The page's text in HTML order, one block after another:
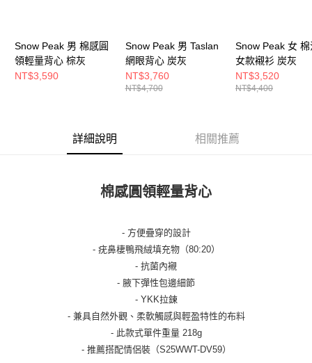
Snow Peak 男 棉感圓
領輕量背心 棕灰
NT$3,590
Snow Peak 男 Taslan
網眼背心 炭灰
NT$3,760
NT$4,700
Snow Peak 女 棉
女款襯衫 炭灰
NT$3,520
NT$4,400
詳細說明 相關推薦
棉感圓領輕量背心
- 方便疊穿的設計
- 疣鼻棲鴨飛絨填充物（80:20）
- 抗菌內襯
- 腋下彈性包邊細節
- YKK拉鍊
- 兼具自然外觀、柔軟觸感與輕盈特性的布料
- 此款式單件重量 218g
- 推薦搭配情侶裝（S25WWT-DV59）